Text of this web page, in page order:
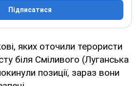
Підписатися
яких оточили терористи
біля Сміливого (Луганська
позиції, зараз вони